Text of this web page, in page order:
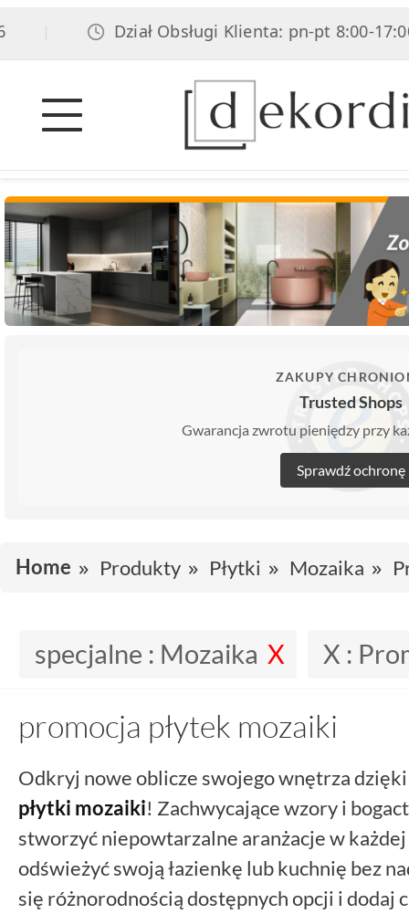
Dział Obsługi Klienta: pn-pt 8:00-17:00,
ZAKUPY
Trusted Shops
Gwarancja zwrotu pieniędzy przy
Sprawdź ochronę
Home Produkty Płytki Mozaika
specjalne : Mozaika X :
promocja płytek mozaiki
Odkryj nowe oblicze swojego wnętrza
płytki mozaiki! Zachwycające wzory i
stworzyć niepowtarzalne aranżacje w
odświeżyć swoją łazienkę lub kuchnię bez
się różnorodnością dostępnych opcji i dodaj